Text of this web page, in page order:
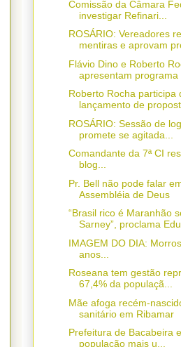
Comissão da Câmara
investigar Refinari...
ROSÁRIO: Vereadores
mentiras e aprovam
Flávio Dino e Roberto
apresentam programa
Roberto Rocha participa
lançamento de
ROSÁRIO: Sessão de
promete se agitada...
Comandante da 7ª CI
blog...
Pr. Bell não pode falar
Assembléia de Deus
“Brasil rico é Maranhão
Sarney”, proclama
IMAGEM DO DIA:
anos...
Roseana tem gestão
67,4% da populaçã...
Mãe afoga recém-
sanitário em Ribamar
Prefeitura de Bacabeira
população mais u...